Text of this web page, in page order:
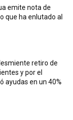
emite nota de
que ha enlutado al
retiro de
y por el
ayudas en un 40%